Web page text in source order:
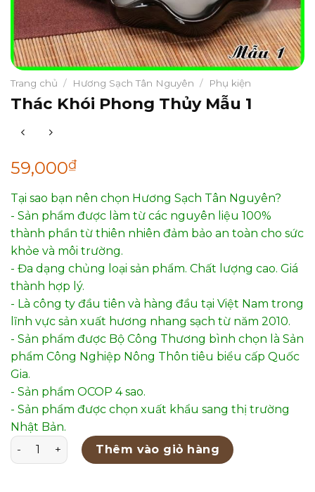
Trang chủ / Hương Sạch Tân Nguyên / Phụ kiện
Thác Khói Phong Thủy Mẫu 1
59,000₫
Tại sao bạn nên chọn Hương Sạch Tân Nguyên?
- Sản phẩm được làm từ các nguyên liệu 100%
thành phần từ thiên nhiên đảm bảo an toàn cho sức
khỏe và môi trường.
- Đa dạng chủng loại sản phẩm. Chất lượng cao. Giá
thành hợp lý.
- Là công ty đầu tiên và hàng đầu tại Việt Nam trong
lĩnh vực sản xuất hương nhang sạch từ năm 2010.
- Sản phẩm được Bộ Công Thương bình chọn là Sản
phẩm Công Nghiệp Nông Thôn tiêu biểu cấp Quốc
Gia.
- Sản phẩm OCOP 4 sao.
- Sản phẩm được chọn xuất khẩu sang thị trường
Nhật Bản.
Thác Khói Phong Thủy Mẫu 1 số lượng
Thêm vào giỏ hàng